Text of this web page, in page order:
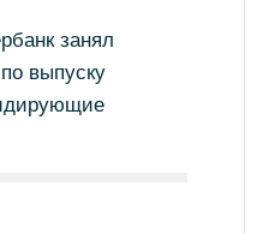
занял
выпуску